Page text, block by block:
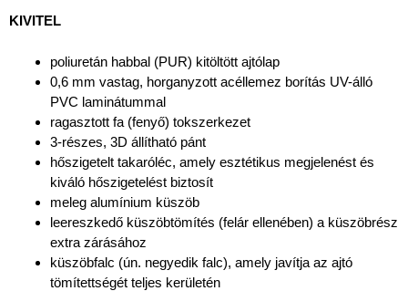
KIVITEL
poliuretán habbal (PUR) kitöltött ajtólap
0,6 mm vastag, horganyzott acéllemez borítás UV-álló
PVC laminátummal
ragasztott fa (fenyő) tokszerkezet
3-részes, 3D állítható pánt
hőszigetelt takaróléc, amely esztétikus megjelenést és
kiváló hőszigetelést biztosít
meleg alumínium küszöb
leereszkedő küszöbtömítés (felár ellenében) a küszöbrész
extra zárásához
küszöbfalc (ún. negyedik falc), amely javítja az ajtó
tömítettségét teljes kerületén